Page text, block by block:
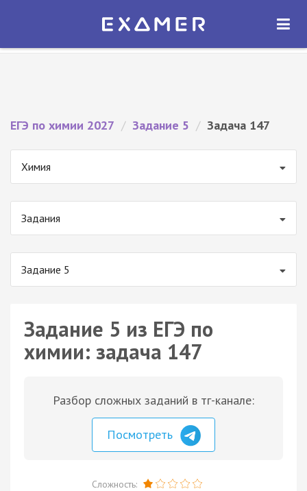
Экзамер — ЕГЭ 2027
ОТКРЫТЬ
ЕГЭ по химии 2027 / Задание 5 / Задача 147
Химия
Задания
Задание 5
Задание 5 из ЕГЭ по
химии: задача 147
Разбор сложных заданий в тг-канале:
Посмотреть
Сложность: